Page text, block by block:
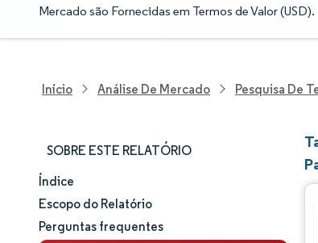
Mercado são Fornecidas em Termos de Valor (USD).
Início Análise De Mercado Pesquisa De
SOBRE ESTE RELATÓRIO
Tamanho e participação de mercado
Análise de mercado
Índice
Escopo do Relatório
Perguntas frequentes